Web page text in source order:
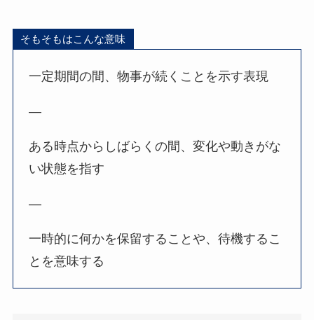
そもそもはこんな意味
一定期間の間、物事が続くことを示す表現
—
ある時点からしばらくの間、変化や動きがな
い状態を指す
—
一時的に何かを保留することや、待機するこ
とを意味する